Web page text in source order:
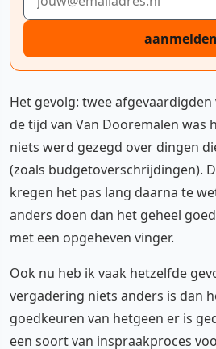
aanmelden
Het gevolg: twee
de tijd van Van Dooremalen was
niets werd gezegd over dingen
(zoals budgetoverschrijdingen).
kregen het pas lang daarna te
anders doen dan het geheel
met een opgeheven vinger.
Ook nu heb ik vaak hetzelfde
vergadering niets anders is dan
goedkeuren van hetgeen er is
een soort van inspraakproces